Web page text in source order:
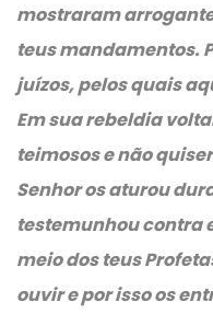
mostraram
teus mandamentos.
juízos, pelos quais
Em sua rebeldia
teimosos e não
Senhor os aturou
testemunhou contra
meio dos teus
ouvir e por isso os